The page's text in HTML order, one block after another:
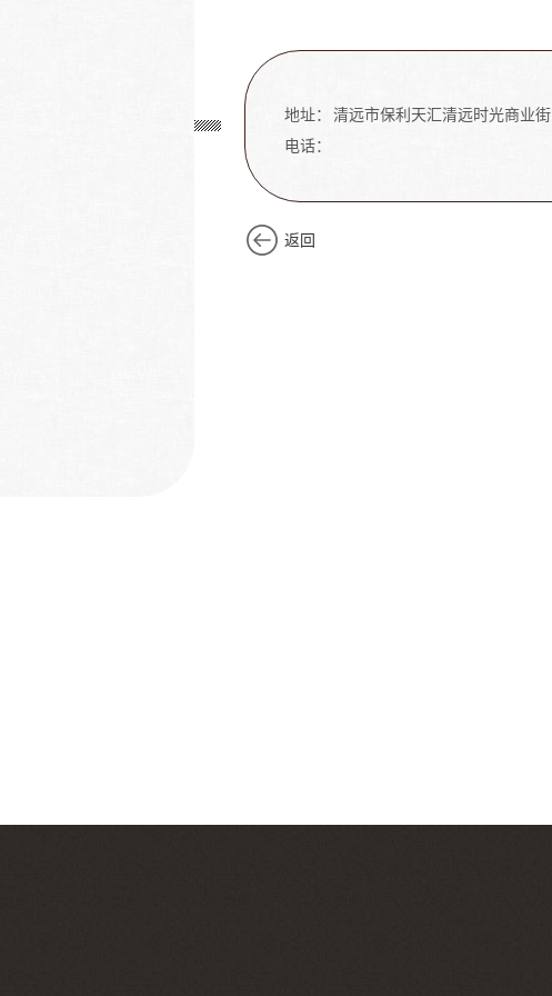
地址：
清远市保利天汇清远时光商业街
电话：
返回